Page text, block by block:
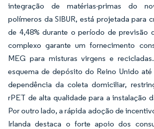
integração de matérias-primas do
polímeros da SIBUR, está projetada para
de 4,48% durante o período de previsão
complexo garante um fornecimento
MEG para misturas virgens e
esquema de depósito do Reino Unido até
dependência da coleta domiciliar,
rPET de alta qualidade para a instalação
Por outro lado, a rápida adoção de
Irlanda destaca o forte apoio dos